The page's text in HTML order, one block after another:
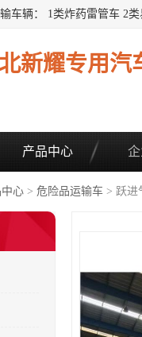
新耀专用汽
产品中心
心 > 危险品运输车 > 跃进